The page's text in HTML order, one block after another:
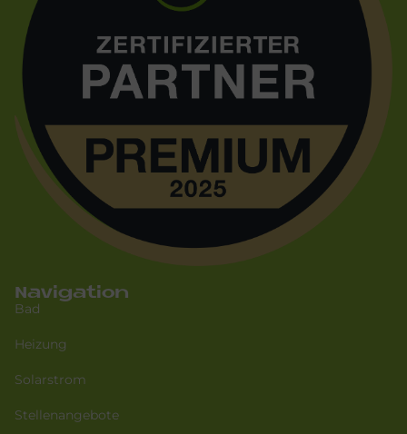
Navigation
Bad
Heizung
Solarstrom
Stellenangebote